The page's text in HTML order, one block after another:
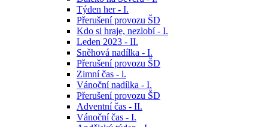
Týden her - I.
Přerušení provozu ŠD
Kdo si hraje, nezlobí - I.
Leden 2023 - II.
Sněhová nadílka - I.
Přerušení provozu ŠD
Zimní čas - l.
Vánoční nadílka - I.
Přerušení provozu ŠD
Adventní čas - II.
Vánoční čas - I.